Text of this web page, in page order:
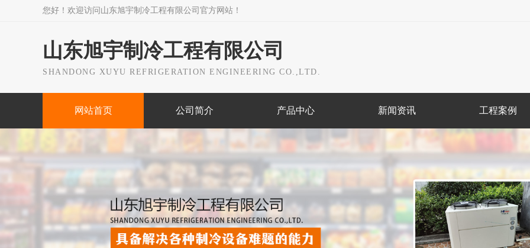
您好！欢迎访问山东旭宇制冷工程有限公司官方网站！
山东旭宇制冷工程有限公司
SHANDONG XUYU REFRIGERATION ENGINEERING CO.,LTD.
网站首页 公司简介 产品中心 新闻资讯 工程案例